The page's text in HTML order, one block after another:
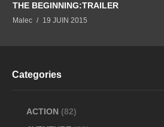
THE BEGINNING:TRAILER
Malec 19 JUIN 2015
Categories
ACTION (82)